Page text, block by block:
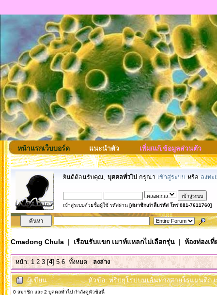
หน้าแรกเว็บบอร์ด แนะนำตัว เพิ่ม/แก้.ข้อมูลส่วนตัว
ยินดีต้อนรับคุณ, บุคคลทั่วไป กรุณา เข้าสู่ระบบ หรือ ลงทะ
เข้าสู่ระบบด้วยชื่อผู้ใช้ รหัสผ่าน [สมาชิกเก่าลืมรหัส โทร 081-7611760]
Cmadong Chula| เรือนรับแขก เมาท์แหลกไม่เลือกรุ่น| ห้องท่องเ
หน้า:1 2 3[4]5 6 ทั้งหมด ลงล่าง
ผู้เขียน หัวข้อ: ทริปยุโรปบนเส้นทางสายโรแมนติก
0 สมาชิก และ 2 บุคคลทั่วไป กำลังดูหัวข้อนี้